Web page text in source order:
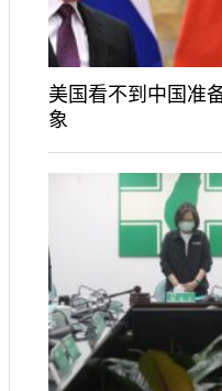
美国看不到中国准
象